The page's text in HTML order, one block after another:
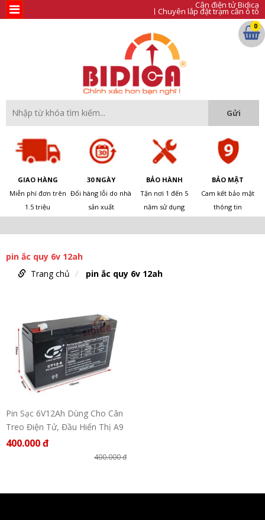
Cân điện tử Bidica
Chuyên lắp đặt trạm cân ô tô
GIAO HÀNG
Miễn phí đơn trên
1.5 triệu
30 NGÀY
Đổi hàng lỗi do nhà
sản xuất
BẢO HÀNH
Tận nơi 1 đến 5
năm sử dụng
BẢO MẬT
Cam kết bảo mật
thông tin
0
pin ắc quy 6v 12ah
Trang chủ
pin ắc quy 6v 12ah
Pin Sạc 6V12Ah Dùng Cho Cân
Treo Điện Tử, Đầu Hiển Thị A9
Yaohua
400.000 đ
400.000 đ